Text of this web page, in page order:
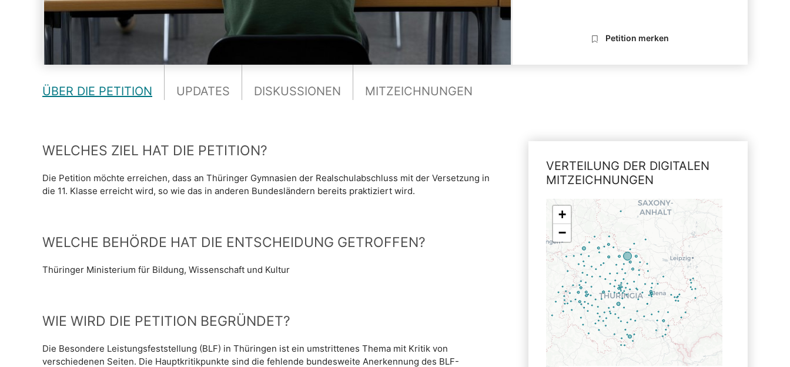
Petition merken
ÜBER DIE PETITION UPDATES DISKUSSIONEN MITZEICHNUNGEN
WELCHES ZIEL HAT DIE PETITION?
Die Petition möchte erreichen, dass an Thüringer Gymnasien der Realschulabschluss mit der Versetzung in
die 11. Klasse erreicht wird, so wie das in anderen Bundesländern bereits praktiziert wird.
WELCHE BEHÖRDE HAT DIE ENTSCHEIDUNG GETROFFEN?
Thüringer Ministerium für Bildung, Wissenschaft und Kultur
WIE WIRD DIE PETITION BEGRÜNDET?
Die Besondere Leistungsfeststellung (BLF) in Thüringen ist ein umstrittenes Thema mit Kritik von
verschiedenen Seiten. Die Hauptkritikpunkte sind die fehlende bundesweite Anerkennung des BLF-
VERTEILUNG DER DIGITALEN
MITZEICHNUNGEN
+
−